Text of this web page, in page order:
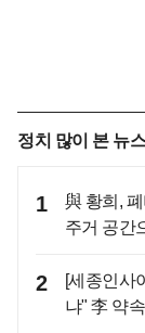
정치 많이 본 뉴스
1
與 황희,
주거 공간
2
[세종인사
냐" 李 약